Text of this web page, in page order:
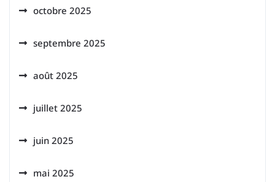
octobre 2025
septembre 2025
août 2025
juillet 2025
juin 2025
mai 2025